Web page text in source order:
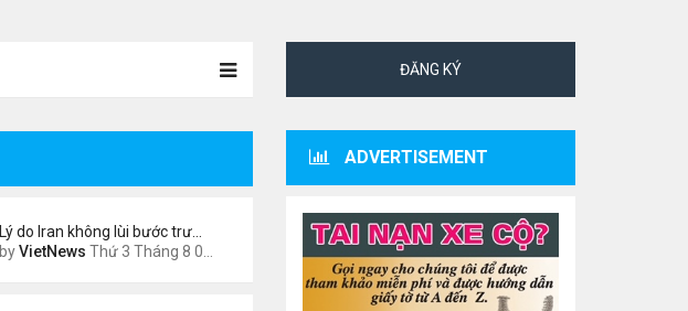
Lý do Iran không lùi bước trư…
byVietNews Thứ 3 Tháng 8 04, 2026 4:32 pm
ĐĂNG KÝ
ADVERTISEMENT